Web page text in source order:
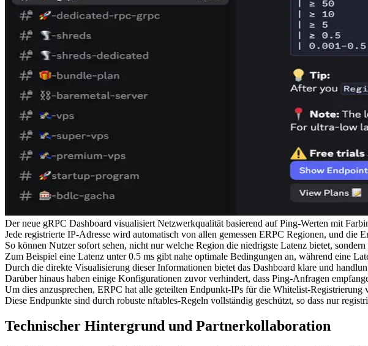
Der neue gRPC Dashboard visualisiert Netzwerkqualität basierend auf Ping-Werten mit
Jede registrierte IP-Adresse wird automatisch von allen gemessen ERPC Regionen, und die
So können Nutzer sofort sehen, nicht nur welche Region die niedrigste Latenz bietet,
Zum Beispiel eine Latenz unter 0.5 ms gibt nahe optimale Bedingungen an, während eine
Durch die direkte Visualisierung dieser Informationen bietet das Dashboard klare und
Darüber hinaus haben einige Konfigurationen zuvor verhindert, dass Ping-Anfragen
Um dies anzusprechen, ERPC hat alle geteilten Endpunkt-IPs für die Whitelist-
Diese Endpunkte sind durch robuste nftables-Regeln vollständig geschützt, so dass nur
Technischer Hintergrund und Partnerkollaboration